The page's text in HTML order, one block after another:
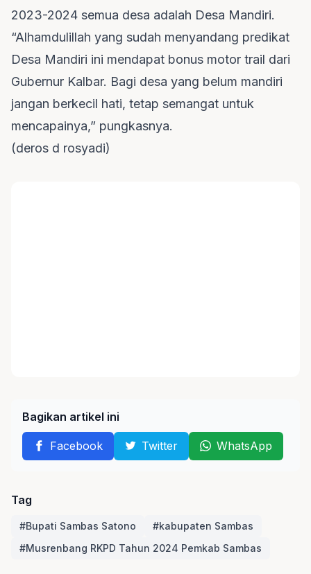
2023-2024 semua desa adalah Desa Mandiri.
“Alhamdulillah yang sudah menyandang predikat
Desa Mandiri ini mendapat bonus motor trail dari
Gubernur Kalbar. Bagi desa yang belum mandiri
jangan berkecil hati, tetap semangat untuk
mencapainya,” pungkasnya.
(deros d rosyadi)
Bagikan artikel ini
Facebook Twitter WhatsApp
Tag
#Bupati Sambas Satono
#kabupaten Sambas
#Musrenbang RKPD Tahun 2024 Pemkab Sambas